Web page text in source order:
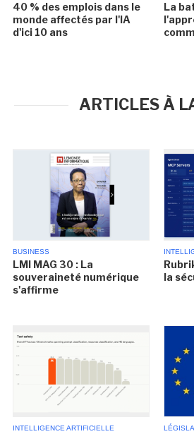
40 % des emplois dans le
monde affectés par l'IA
d'ici 10 ans
La
ARTICLES À
BUSINESS
LMI MAG 30 : La
souveraineté numérique
s'affirme
la
INTELLIGENCE ARTIFICIELLE